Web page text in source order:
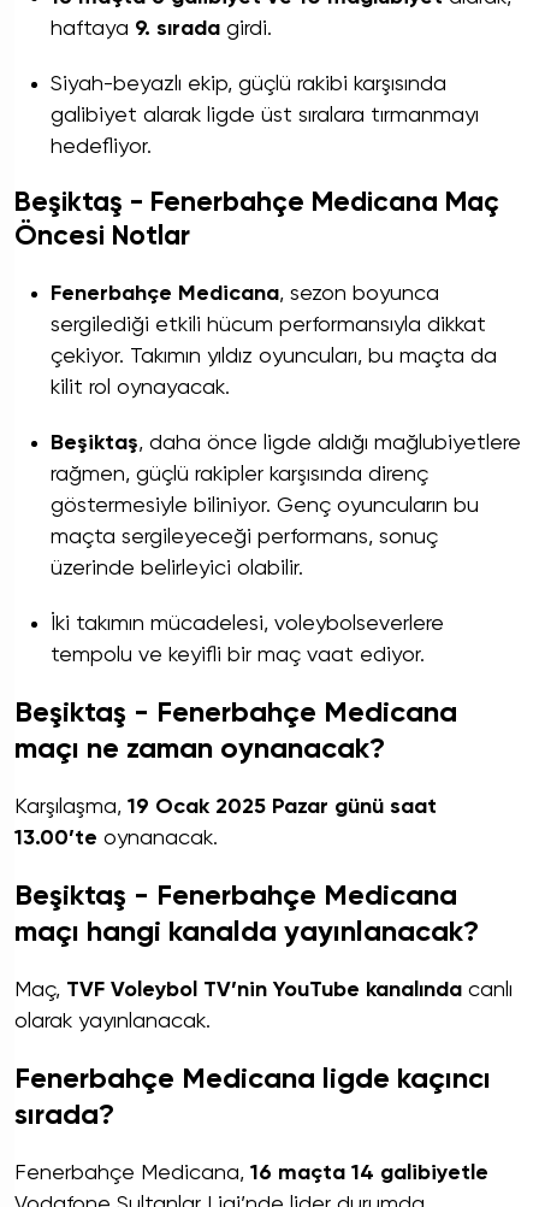
haftaya 9. sırada girdi.
Siyah-beyazlı ekip, güçlü rakibi karşısında
galibiyet alarak ligde üst sıralara tırmanmayı
hedefliyor.
Beşiktaş - Fenerbahçe Medicana Maç
Öncesi Notlar
Fenerbahçe Medicana, sezon boyunca
sergilediği etkili hücum performansıyla dikkat
çekiyor. Takımın yıldız oyuncuları, bu maçta da
kilit rol oynayacak.
Beşiktaş, daha önce ligde aldığı mağlubiyetlere
rağmen, güçlü rakipler karşısında direnç
göstermesiyle biliniyor. Genç oyuncuların bu
maçta sergileyeceği performans, sonuç
üzerinde belirleyici olabilir.
İki takımın mücadelesi, voleybolseverlere
tempolu ve keyifli bir maç vaat ediyor.
Beşiktaş - Fenerbahçe Medicana
maçı ne zaman oynanacak?
Karşılaşma, 19 Ocak 2025 Pazar günü saat
13.00’te oynanacak.
Beşiktaş - Fenerbahçe Medicana
maçı hangi kanalda yayınlanacak?
Maç, TVF Voleybol TV’nin YouTube kanalında canlı
olarak yayınlanacak.
Fenerbahçe Medicana ligde kaçıncı
sırada?
Fenerbahçe Medicana, 16 maçta 14 galibiyetle